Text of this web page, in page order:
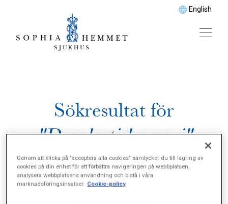
English
Sökresultat för
"Dysplastiska nevi"
Genom att klicka på "acceptera alla cookies" samtycker du till lagring av
cookies på din enhet för att förbättra navigeringen på webbplatsen,
analysera webbplatsens användning och bistå i våra
marknadsföringsinsatser. Cookie-policy